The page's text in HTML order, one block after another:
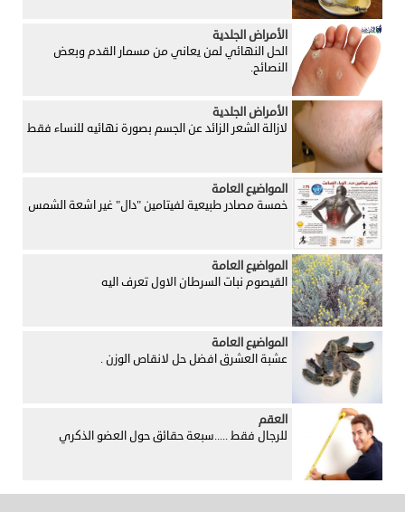
الأمراض الجلدية
الحل النهائي لمن يعاني من مسمار القدم وبعض
النصائح.
الأمراض الجلدية
لازالة الشعر الزائد عن الجسم بصورة نهائيه للنساء فقط
المواضيع العامة
خمسة مصادر طبيعية لفيتامين "دال" غير اشعة الشمس
المواضيع العامة
القيصوم نبات السرطان الاول تعرف اليه
المواضيع العامة
عشبة العشرق افضل حل لانقاص الوزن .
العقم
للرجال فقط .....سبعة حقائق حول العضو الذكري